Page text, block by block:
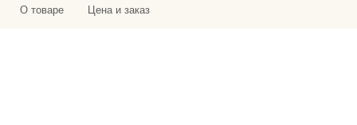
О товаре Цена и заказ